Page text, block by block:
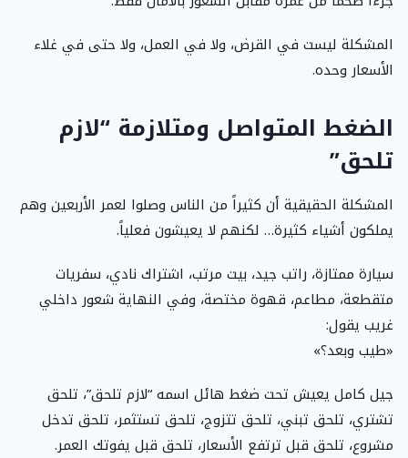
المشكلة ليست في القرض، ولا في العمل، ولا حتى في غلاء
الأسعار وحده.
الضغط المتواصل ومتلازمة “لازم
تلحق”
المشكلة الحقيقية أن كثيراً من الناس وصلوا لعمر الأربعين وهم
يملكون أشياء كثيرة… لكنهم لا يعيشون فعلياً.
سيارة ممتازة، راتب جيد، بيت مرتب، اشتراك نادي، سفريات
متقطعة، مطاعم، قهوة مختصة، وفي النهاية شعور داخلي
غريب يقول:
«طيب وبعد؟»
جيل كامل يعيش تحت ضغط هائل اسمه “لازم تلحق”، تلحق
تشتري، تلحق تبني، تلحق تتزوج، تلحق تستثمر، تلحق تدخل
مشروع، تلحق قبل ترتفع الأسعار، تلحق قبل يفوتك العمر.